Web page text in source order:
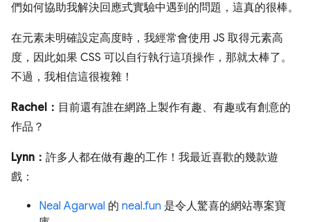
們如何協助我解決回應式實驗中遇到的問題，這真的很棒。
在元素未明確設定高度時，我經常會使用 JS 取得元素高
度，因此如果 CSS 可以自行執行這項操作，那就太棒了。
不過，我相信這很複雜！
Rachel： 目前還有誰在網路上製作有趣、有趣或有創意的
作品？
Lynn： 許多人都在做有趣的工作！我最近喜歡的幾款遊
戲：
Neal Agarwal 的 neal.fun 是令人驚喜的網站專案寶